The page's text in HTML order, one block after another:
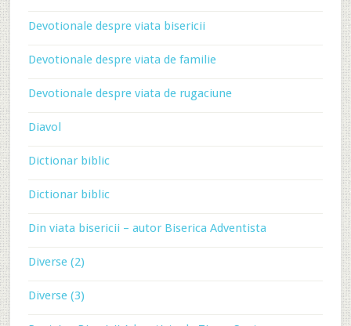
Devotionale despre viata bisericii
Devotionale despre viata de familie
Devotionale despre viata de rugaciune
Diavol
Dictionar biblic
Dictionar biblic
Din viata bisericii – autor Biserica Adventista
Diverse (2)
Diverse (3)